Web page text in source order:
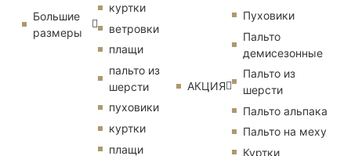
Большие
размеры
куртки
ветровки
плащи
пальто из
шерсти
пуховики
куртки
плащи
АКЦИЯ
Пуховики
Пальто
демисезонные
Пальто из
шерсти
Пальто альпака
Пальто на меху
Куртки